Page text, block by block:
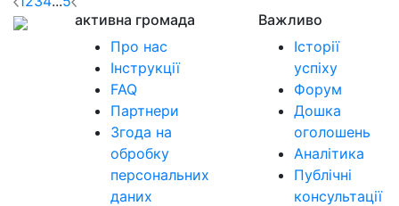
активна громада
Про нас
Інструкції
FAQ
Партнери
Згода на
обробку
персональних
даних
Важливо
Історії
успіху
Форум
Дошка
оголошень
Аналітика
Публічні
консультації